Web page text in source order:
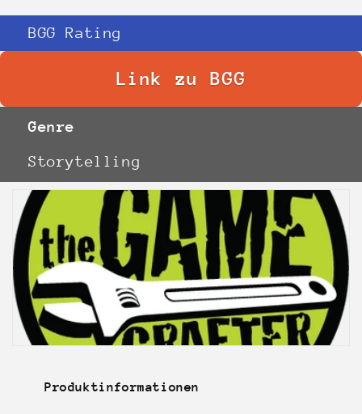
BGG Rating
Link zu BGG
Genre
Storytelling
Produktinformationen